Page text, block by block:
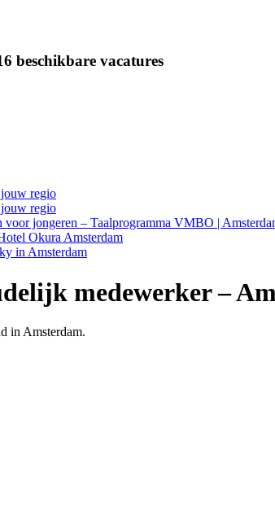
beschikbare vacatures
regio
regio
jongeren – Taalprogramma VMBO |
Okura Amsterdam
in Amsterdam
medewerker –
in Amsterdam.